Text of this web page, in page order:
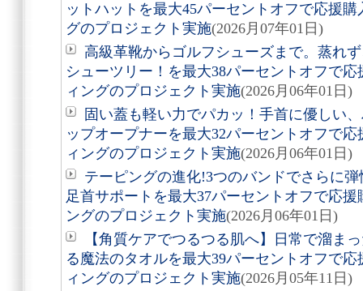
ットハットを最大45パーセントオフで応援
グのプロジェクト実施(2026月07年01日)
高級革靴からゴルフシューズまで。蒸れ
シューツリー！を最大38パーセントオフで
ィングのプロジェクト実施(2026月06年01日)
固い蓋も軽い力でパカッ！手首に優しい
ップオープナーを最大32パーセントオフで
ィングのプロジェクト実施(2026月06年01日)
テーピングの進化!3つのバンドでさらに
足首サポートを最大37パーセントオフで応
ングのプロジェクト実施(2026月06年01日)
【角質ケアでつるつる肌へ】日常で溜ま
る魔法のタオルを最大39パーセントオフで
ィングのプロジェクト実施(2026月05年11日)